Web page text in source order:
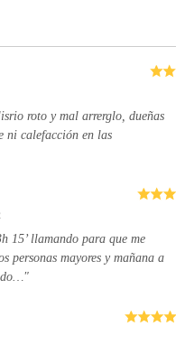
tenemos sobre usted,
roto y mal arrerglo, dueñas
ni calefacción en las
15’ llamando para que me
personas mayores y mañana a